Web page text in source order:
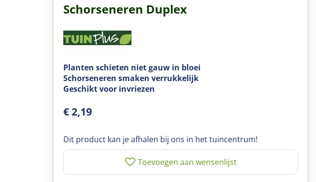
Schorseneren Duplex
Planten schieten niet gauw in bloei
Schorseneren smaken verrukkelijk
Geschikt voor invriezen
€2,19
Dit product kan je afhalen bij ons in het tuincentrum!